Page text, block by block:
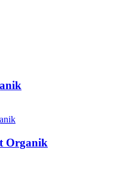
Organik